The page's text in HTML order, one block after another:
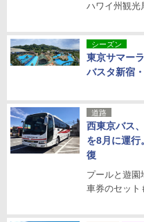
ハワイ州観光
シーズン
東京サマー
バスタ新宿
道路
西東京バス
を8月に運行
復
プールと遊園
車券のセット